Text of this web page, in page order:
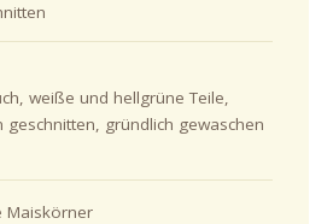
weiße und hellgrüne Teile,
geschnitten, gründlich gewaschen
Maiskörner